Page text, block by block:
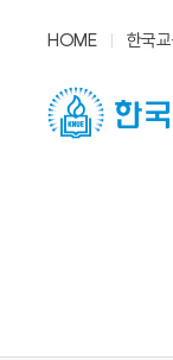
HOME 한국